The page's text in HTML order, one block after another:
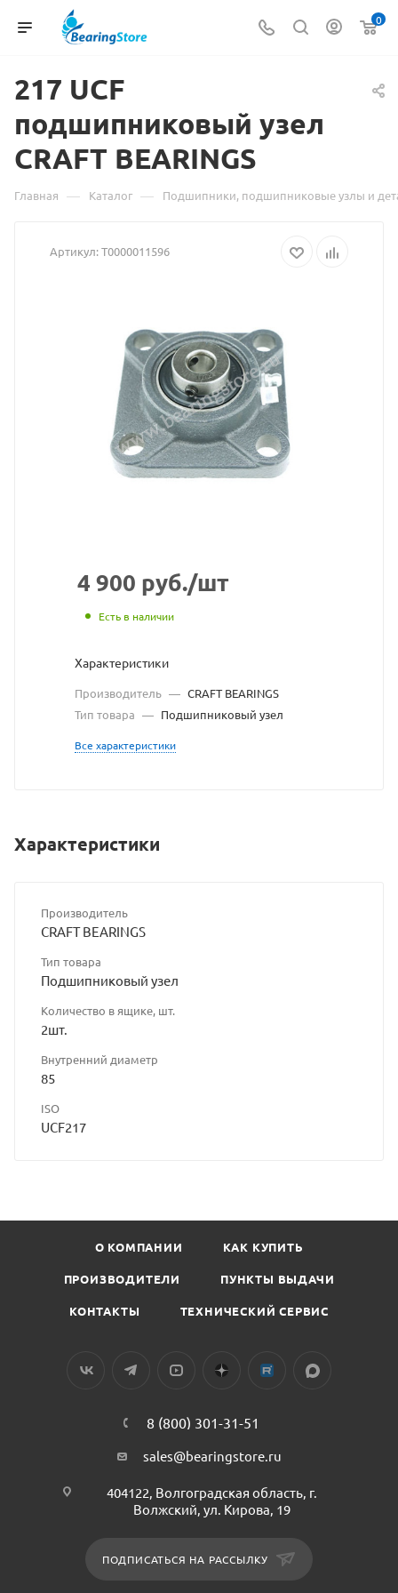
0
217 UCF
подшипниковый узел
CRAFT Материал
о
217
подшипниковый
узел
CRAFT
BEARINGS
взят
https://
по
ссылке
разрешения
владельца
сайта
BEARINGS
Главная — Каталог — Подшипники, подшипниковые узлы и
Артикул:Т0000011596
4 900 руб./шт
Есть в наличии
Характеристики
Производитель — CRAFT BEARINGS
Тип товара — Подшипниковый узел
Все характеристики
Характеристики
Производитель
CRAFT BEARINGS
Тип товара
Подшипниковый узел
Количество в ящике, шт.
2шт.
Внутренний диаметр
85
ISO
UCF217
О КОМПАНИИ КАК КУПИТЬ
ПРОИЗВОДИТЕЛИ ПУНКТЫ ВЫДАЧИ
КОНТАКТЫ ТЕХНИЧЕСКИЙ СЕРВИС
8 (800) 301-31-51
sales@bearingstore.ru
404122, Волгоградская область, г.
Волжский, ул. Кирова, 19
ПОДПИСАТЬСЯ НА РАССЫЛКУ